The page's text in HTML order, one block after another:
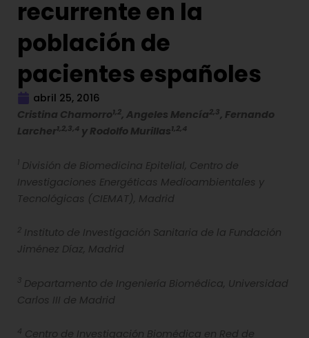
recurrente en la
población de
pacientes españoles
abril 25, 2016
Cristina Chamorro1,2, Angeles Mencía2,3, Fernando
Larcher1,2,3,4 y Rodolfo Murillas1,2,4
1 División de Biomedicina Epitelial, Centro de
Investigaciones Energéticas Medioambientales y
Tecnológicas (CIEMAT), Madrid
2 Instituto de Investigación Sanitaria de la Fundación
Jiménez Díaz, Madrid
3 Departamento de Ingeniería Biomédica, Universidad
Carlos III de Madrid
4 Centro de Investigación Biomédica en Red de